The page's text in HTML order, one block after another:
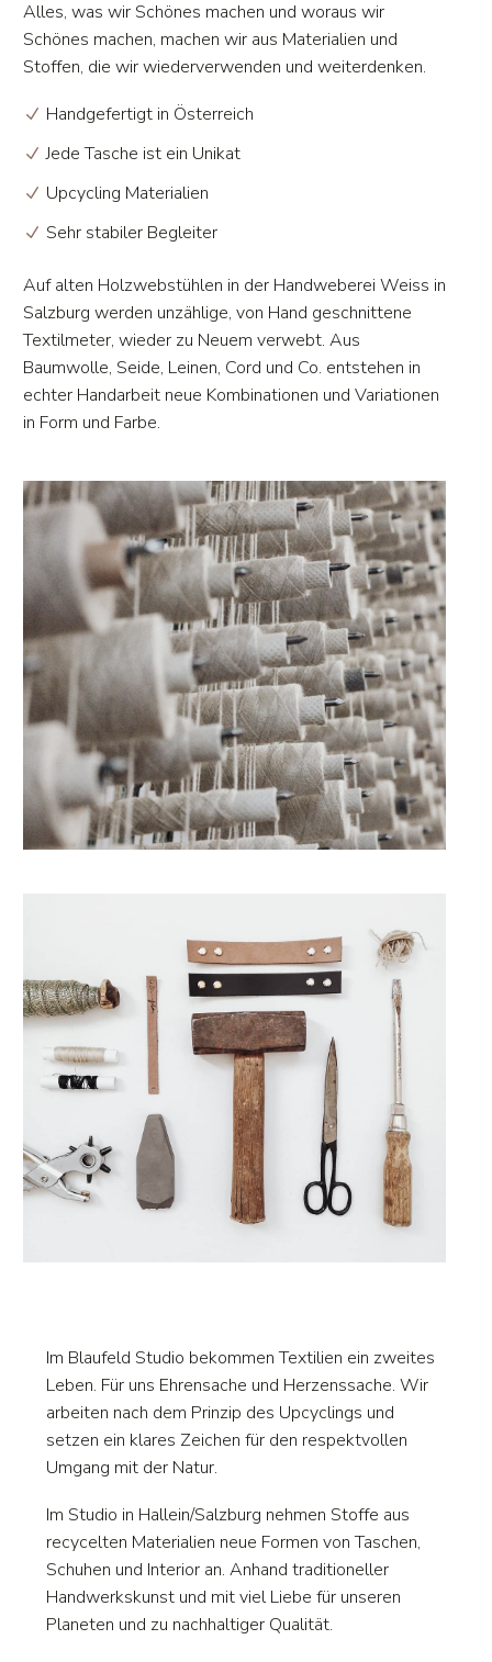
Alles, was wir Schönes machen und woraus wir
Schönes machen, machen wir aus Materialien und
Stoffen, die wir wiederverwenden und weiterdenken.
Handgefertigt in Österreich
Jede Tasche ist ein Unikat
Upcycling Materialien
Sehr stabiler Begleiter
Auf alten Holzwebstühlen in der Handweberei Weiss in
Salzburg werden unzählige, von Hand geschnittene
Textilmeter, wieder zu Neuem verwebt. Aus
Baumwolle, Seide, Leinen, Cord und Co. entstehen in
echter Handarbeit neue Kombinationen und Variationen
in Form und Farbe.
Im Blaufeld Studio bekommen Textilien ein zweites
Leben. Für uns Ehrensache und Herzenssache. Wir
arbeiten nach dem Prinzip des Upcyclings und
setzen ein klares Zeichen für den respektvollen
Umgang mit der Natur.
Im Studio in Hallein/Salzburg nehmen Stoffe aus
recycelten Materialien neue Formen von Taschen,
Schuhen und Interior an. Anhand traditioneller
Handwerkskunst und mit viel Liebe für unseren
Planeten und zu nachhaltiger Qualität.